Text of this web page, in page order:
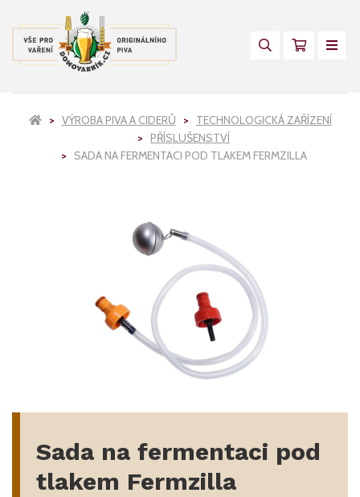
VÝROBA PIVA A CIDERŮ
TECHNOLOGICKÁ ZAŘÍZENÍ
PŘÍSLUŠENSTVÍ
SADA NA FERMENTACI POD TLAKEM FERMZILLA
Sada na fermentaci pod
tlakem Fermzilla